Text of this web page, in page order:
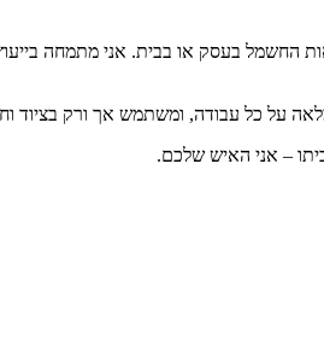
החשמל בעסק או בבית. אני מתמחה
על כל עבודה, ומשתמש אך ורק בציוד
– אני האיש שלכם.